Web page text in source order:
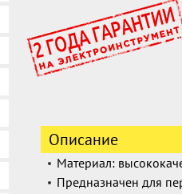
Описание
Материал:
Предназначен для